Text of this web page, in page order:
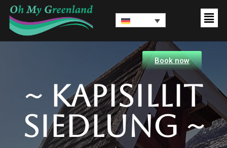
Book now
~ Kapisillit
siedlung ~